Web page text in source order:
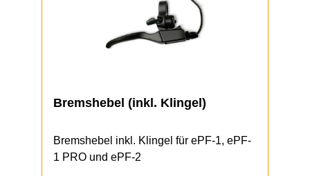
Bremshebel (inkl. Klingel)
Bremshebel inkl. Klingel für ePF-1, ePF-
1 PRO und ePF-2